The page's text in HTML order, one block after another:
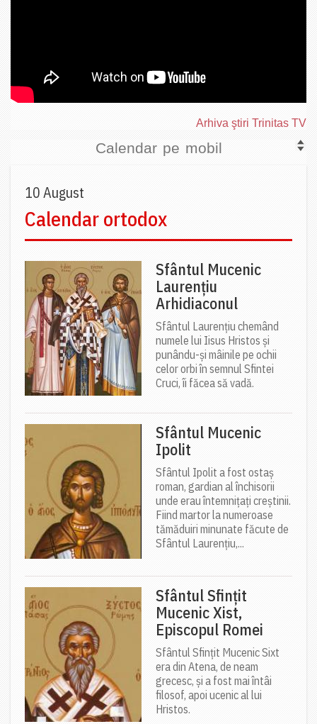
Arhiva ştiri Trinitas TV
Calendar pe mobil
10 August
Calendar ortodox
Sfântul Mucenic
Laurențiu
Arhidiaconul
Sfântul Laurențiu chemând
numele lui Iisus Hristos și
punându-și mâinile pe ochii
celor orbi în semnul Sfintei
Cruci, îi făcea să vadă.
Sfântul Mucenic
Ipolit
Sfântul Ipolit a fost ostaș
roman, gardian al închisorii
unde erau întemnițați creștinii.
Fiind martor la numeroase
tămăduiri minunate făcute de
Sfântul Laurențiu,...
Sfântul Sfințit
Mucenic Xist,
Episcopul Romei
Sfântul Sfințit Mucenic Sixt
era din Atena, de neam
grecesc, și a fost mai întâi
filosof, apoi ucenic al lui
Hristos.